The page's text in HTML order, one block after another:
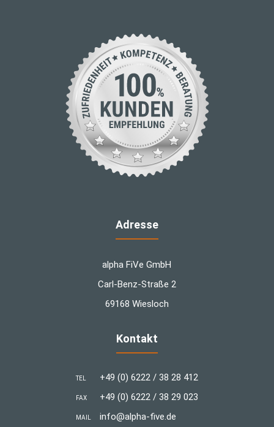
Adresse
alpha FiVe GmbH
Carl-Benz-Straße 2
69168 Wiesloch
Kontakt
TEL +49 (0) 6222 / 38 28 412
FAX +49 (0) 6222 / 38 29 023
MAIL info@alpha-five.de